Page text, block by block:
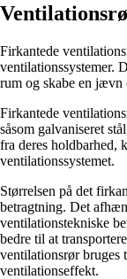
Firkantede
ventilationssystemer.
rum og skabe en
Firkantede
såsom galvaniseret
fra deres holdbarhed,
ventilationssystemet.
Størrelsen på det
betragtning. Det
ventilationstekniske
bedre til at
ventilationsrør bruges
ventilationseffekt.